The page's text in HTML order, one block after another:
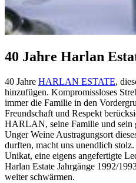
40 Jahre Harlan
40 Jahre HARLAN ESTATE,
hinzufügen. Kompromissloses
immer die Familie in den
Freundschaft und Respekt
HARLAN, seine Familie und sein
Unger Weine Austragungsort
durften, macht uns unendlich
Unikat, eine eigens angefertigte
Harlan Estate Jahrgänge 1992/
weiter schwärmen.